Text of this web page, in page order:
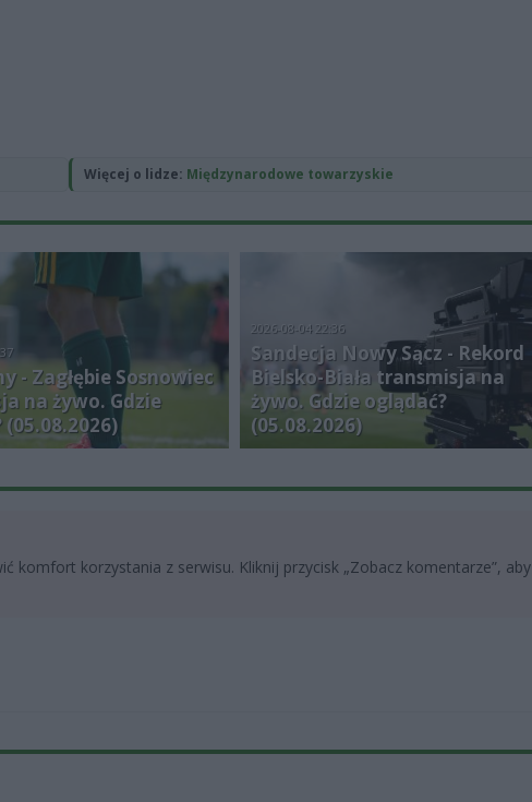
Więcej o lidze: Międzynarodowe towarzyskie
- Zagłębie Sosnowiec
na żywo. Gdzie
2026-08-04 22:36
Sandecja Nowy Sącz - Rekord
Bielsko-Biała transmisja na
żywo. Gdzie oglądać?
(05.08.2026)
komfort korzystania z serwisu. Kliknij przycisk „Zobacz komentarze”, aby